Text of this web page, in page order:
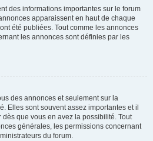
des informations importantes sur le forum
apparaissent en haut de chaque
été publiées. Tout comme les annonces
les annonces sont définies par les
des annonces et seulement sur la
Elles sont souvent assez importantes et il
que vous en avez la possibilité. Tout
générales, les permissions concernant
du forum.